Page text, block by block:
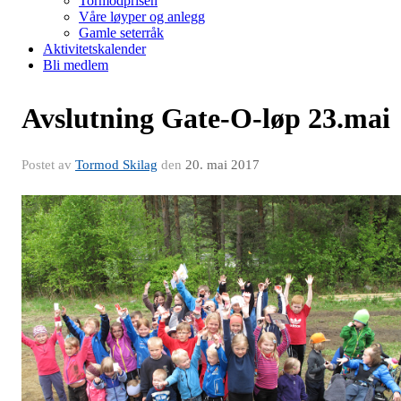
Våre løyper og anlegg
Gamle seterråk
Aktivitetskalender
Bli medlem
Avslutning Gate-O-løp 23.mai
Postet av Tormod Skilag den 20. mai 2017